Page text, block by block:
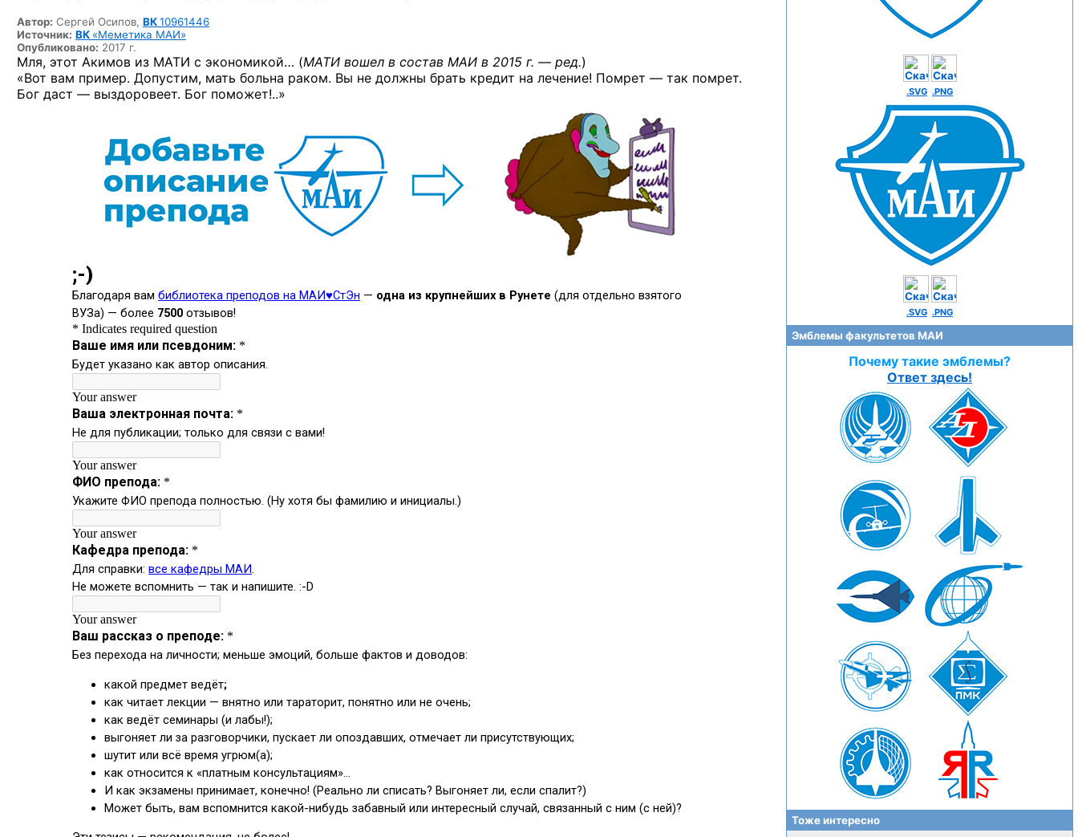
Автор: Сергей Осипов, ВК10961446
Источник: ВК «Меметика МАИ»
Опубликовано: 2017 г.
Мля, этот Акимов из МАТИ с экономикой… (МАТИ вошел в состав МАИ в 2015 г. — ред.)
«Вот вам пример. Допустим, мать больна раком. Вы не должны брать кредит на лечение! Помрет — так помрет.
Бог даст — выздоровеет. Бог поможет!..»
.SVG .PNG
.SVG .PNG
Эмблемы факультетов МАИ
Почему такие эмблемы?
Ответ здесь!
Тоже интересно